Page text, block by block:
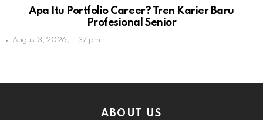
Apa Itu Portfolio Career? Tren Karier Baru
Profesional Senior
August 3, 2026, 11:37 pm
ABOUT US